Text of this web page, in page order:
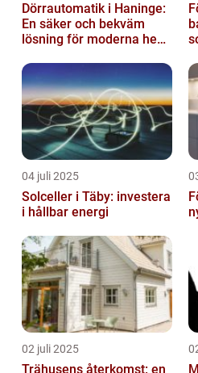
Dörrautomatik i Haninge:
En säker och bekväm
lösning för moderna hem
04 juli 2025
Solceller i Täby: investera
i hållbar energi
02 juli 2025
Trähusens återkomst: en